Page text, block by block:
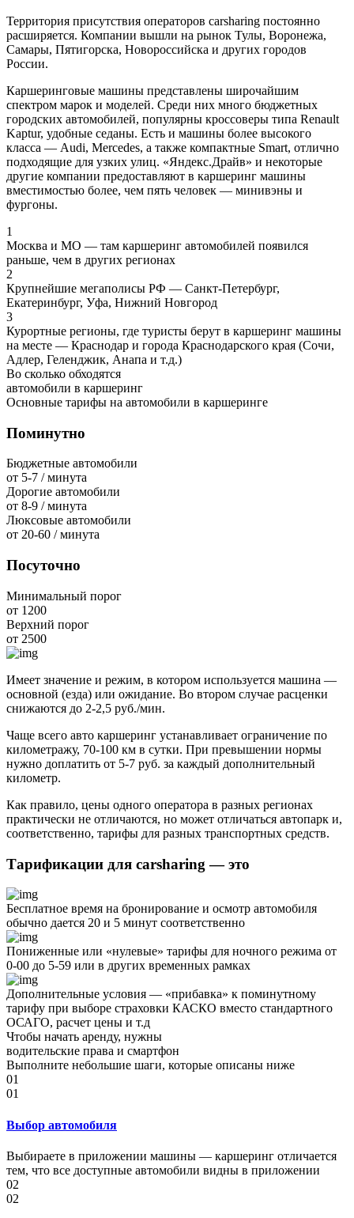
Территория присутствия операторов carsharing постоянно
расширяется. Компании вышли на рынок Тулы, Воронежа,
Самары, Пятигорска, Новороссийска и других городов
России.
Каршеринговые машины представлены широчайшим
спектром марок и моделей. Среди них много бюджетных
городских автомобилей, популярны кроссоверы типа Renault
Kaptur, удобные седаны. Есть и машины более высокого
класса — Audi, Mercedes, а также компактные Smart, отлично
подходящие для узких улиц. «Яндекс.Драйв» и некоторые
другие компании предоставляют в каршеринг машины
вместимостью более, чем пять человек — минивэны и
фургоны.
1
Москва и МО — там каршеринг автомобилей появился
раньше, чем в других регионах
2
Крупнейшие мегаполисы РФ — Санкт-Петербург,
Екатеринбург, Уфа, Нижний Новгород
3
Курортные регионы, где туристы берут в каршеринг машины
на месте — Краснодар и города Краснодарского края (Сочи,
Адлер, Геленджик, Анапа и т.д.)
Во сколько обходятся
автомобили в каршеринг
Основные тарифы на автомобили в каршеринге
Поминутно
Бюджетные автомобили
от 5-7 / минута
Дорогие автомобили
от 8-9 / минута
Люксовые автомобили
от 20-60 / минута
Посуточно
Минимальный порог
от 1200
Верхний порог
от 2500
Имеет значение и режим, в котором используется машина —
основной (езда) или ожидание. Во втором случае расценки
снижаются до 2-2,5 руб./мин.
Чаще всего авто каршеринг устанавливает ограничение по
километражу, 70-100 км в сутки. При превышении нормы
нужно доплатить от 5-7 руб. за каждый дополнительный
километр.
Как правило, цены одного оператора в разных регионах
практически не отличаются, но может отличаться автопарк и,
соответственно, тарифы для разных транспортных средств.
Тарификации для carsharing — это
Бесплатное время на бронирование и осмотр автомобиля
обычно дается 20 и 5 минут соответственно
Пониженные или «нулевые» тарифы для ночного режима от
0-00 до 5-59 или в других временных рамках
Дополнительные условия — «прибавка» к поминутному
тарифу при выборе страховки КАСКО вместо стандартного
ОСАГО, расчет цены и т.д
Чтобы начать аренду, нужны
водительские права и смартфон
Выполните небольшие шаги, которые описаны ниже
01
01
Выбор автомобиля
Выбираете в приложении машины — каршеринг отличается
тем, что все доступные автомобили видны в приложении
02
02